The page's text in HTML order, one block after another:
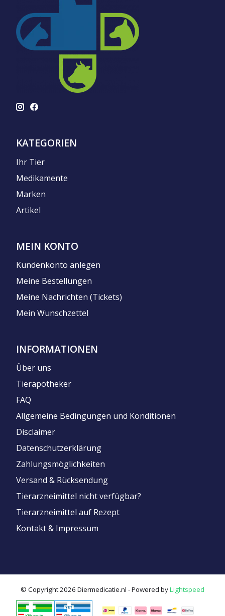
KATEGORIEN
Ihr Tier
Medikamente
Marken
Artikel
MEIN KONTO
Kundenkonto anlegen
Meine Bestellungen
Meine Nachrichten (Tickets)
Mein Wunschzettel
INFORMATIONEN
Über uns
Tierapotheker
FAQ
Allgemeine Bedingungen und Konditionen
Disclaimer
Datenschutzerklärung
Zahlungsmöglichkeiten
Versand & Rücksendung
Tierarzneimittel nicht verfügbar?
Tierarzneimittel auf Rezept
Kontakt & Impressum
© Copyright 2026 Diermedicatie.nl - Powered byLightspeed